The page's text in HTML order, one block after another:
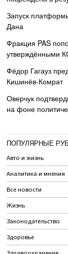
Запуск
Дана
Фракция PAS
утверждёнными
Фёдор Гагауз
Кишинёв-Комрат
Оверчук
на фоне
ПОПУЛЯРНЫЕ
Авто и жизнь
Аналитика и мнения
Все новости
Жизнь
Законодательство
Здоровье